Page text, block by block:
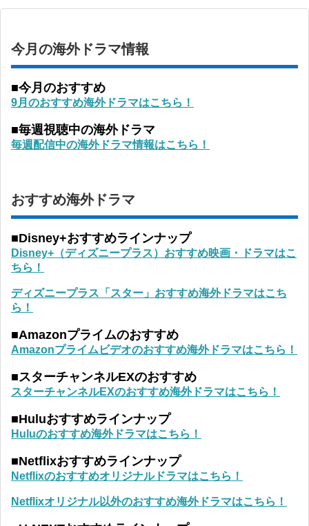
今月の海外ドラマ情報
■今月のおすすめ
9月のおすすめ海外ドラマはこちら！
■毎週視聴中の海外ドラマ
毎週配信中の海外ドラマ情報はこちら！
おすすめ海外ドラマ
■Disney+おすすめラインナップ
Disney+（ディズニープラス）おすすめ映画・ドラマはこ
ちら！
ディズニープラス「スター」おすすめ海外ドラマはこち
ら！
■Amazonプライムのおすすめ
Amazonプライムビデオのおすすめ海外ドラマはこちら！
■スターチャンネルEXのおすすめ
スターチャンネルEXのおすすめ海外ドラマはこちら！
■Huluおすすめラインナップ
Huluのおすすめ海外ドラマはこちら！
■Netflixおすすめラインナップ
Netflixのおすすめオリジナルドラマはこちら！
Netflixオリジナル以外のおすすめ海外ドラマはこちら！